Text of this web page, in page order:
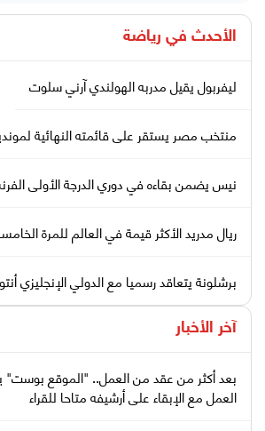
الأحدث في رياضة
ليفربول يقيل مدربه الهولندي آرني سلوت
منتخب مصر يستقر على قائمته النهائية لمونديال
نيس يضمن بقاءه في دوري الدرجة الأولى
ريال مدريد الأكثر قيمة في العالم للمرة
برشلونة يتعاقد رسميا مع الدولي الإنجليزي
آخر الأخبار
بعد أكثر من عقد من العمل.. "الموقع بوست"
العمل مع الإبقاء على أرشيفه متاحا للقراء